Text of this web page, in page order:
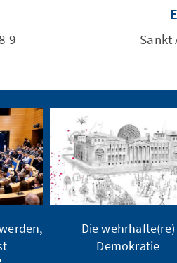
9 Sankt
Die wehrhafte(re)
Demokratie